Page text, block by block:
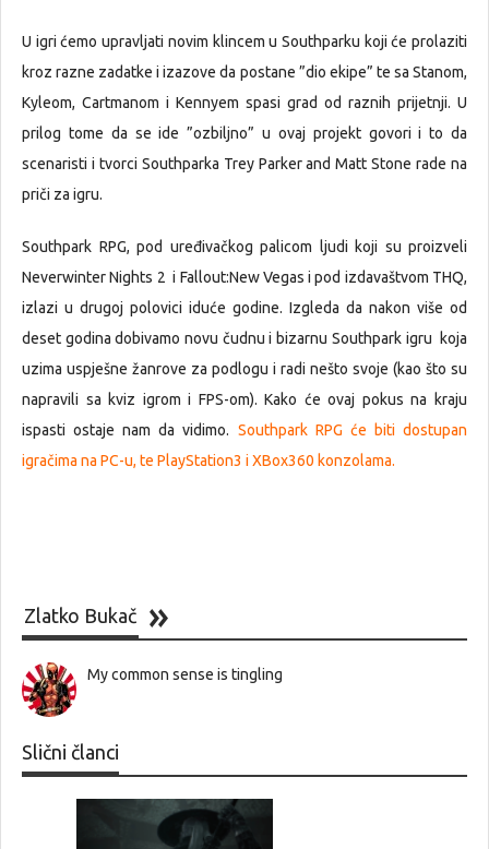
U igri ćemo upravljati novim klincem u Southparku koji će prolaziti
kroz razne zadatke i izazove da postane ”dio ekipe” te sa Stanom,
Kyleom, Cartmanom i Kennyem spasi grad od raznih prijetnji. U
prilog tome da se ide ”ozbiljno” u ovaj projekt govori i to da
scenaristi i tvorci Southparka Trey Parker and Matt Stone rade na
priči za igru.
Southpark RPG, pod uređivačkog palicom ljudi koji su proizveli
Neverwinter Nights 2 i Fallout:New Vegas i pod izdavaštvom THQ,
izlazi u drugoj polovici iduće godine. Izgleda da nakon više od
deset godina dobivamo novu čudnu i bizarnu Southpark igru koja
uzima uspješne žanrove za podlogu i radi nešto svoje (kao što su
napravili sa kviz igrom i FPS-om). Kako će ovaj pokus na kraju
ispasti ostaje nam da vidimo. Southpark RPG će biti dostupan
igračima na PC-u, te PlayStation3 i XBox360 konzolama.
Zlatko Bukač
My common sense is tingling
Slični članci